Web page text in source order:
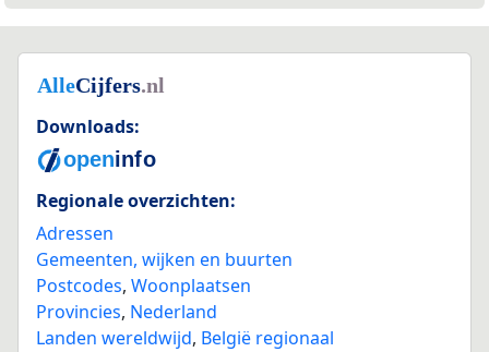
Downloads:
Regionale overzichten:
Adressen
Gemeenten, wijken en buurten
Postcodes, Woonplaatsen
Provincies, Nederland
Landen wereldwijd, België regionaal